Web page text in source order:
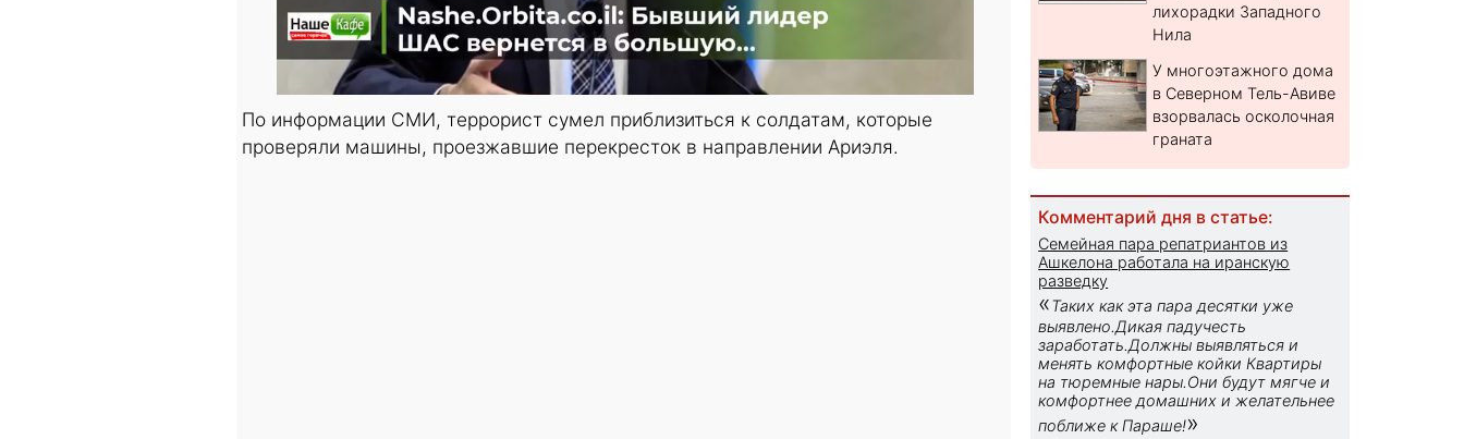
По информации СМИ, террорист сумел приблизиться к солдатам, которые
проверяли машины, проезжавшие перекресток в направлении Ариэля.
лихорадки Западного
Нила
У многоэтажного дома
в Северном Тель-Авиве
взорвалась осколочная
граната
Комментарий дня в статье:
Семейная пара репатриантов из
Ашкелона работала на иранскую
разведку
«Таких как эта пара десятки уже
выявлено.Дикая падучесть
заработать.Должны выявляться и
менять комфортные койки Квартиры
на тюремные нары.Они будут мягче и
комфортнее домашних и желательнее
поближе к Параше!»